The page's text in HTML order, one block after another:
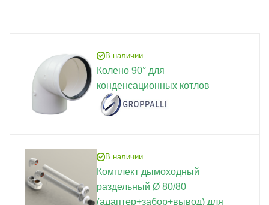
В наличии
Колено 90° для
конденсационных котлов
В наличии
Комплект дымоходный
раздельный Ø 80/80
(адаптер+забор+вывод) для